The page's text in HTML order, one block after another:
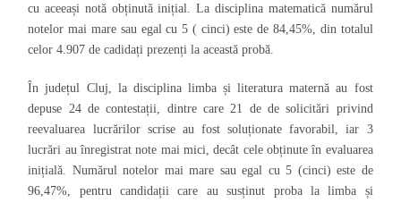
cu aceeași notă obținută inițial. La disciplina matematică numărul
notelor mai mare sau egal cu 5 ( cinci) este de 84,45%, din totalul
celor 4.907 de cadidați prezenți la această probă.
În județul Cluj, la disciplina limba și literatura maternă au fost
depuse 24 de contestații, dintre care 21 de de solicitări privind
reevaluarea lucrărilor scrise au fost soluționate favorabil, iar 3
lucrări au înregistrat note mai mici, decât cele obținute în evaluarea
inițială. Numărul notelor mai mare sau egal cu 5 (cinci) este de
96,47%, pentru candidații care au susținut proba la limba și